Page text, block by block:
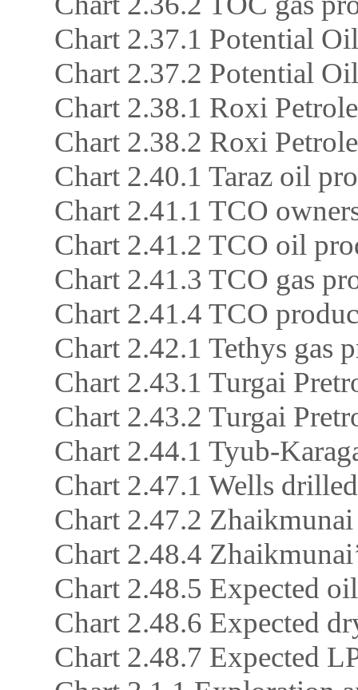
Chart 2.37.1 Potential
Chart 2.37.2 Potential
Chart 2.38.1 Roxi
Chart 2.38.2 Roxi
Chart 2.40.1 Taraz oil
Chart 2.41.1 TCO
Chart 2.41.2 TCO oil
Chart 2.41.3 TCO gas
Chart 2.41.4 TCO
Chart 2.42.1 Tethys gas
Chart 2.43.1 Turgai
Chart 2.43.2 Turgai
Chart 2.44.1 Tyub-
Chart 2.47.1 Wells
Chart 2.47.2
Chart 2.48.4
Chart 2.48.5 Expected
Chart 2.48.6 Expected
Chart 2.48.7 Expected